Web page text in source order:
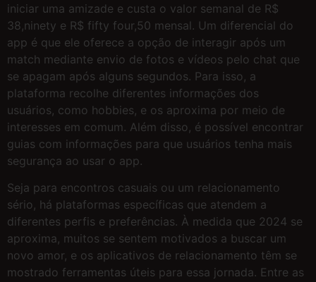
iniciar uma amizade e custa o valor semanal de R$
38,ninety e R$ fifty four,50 mensal. Um diferencial do
app é que ele oferece a opção de interagir após um
match mediante envio de fotos e vídeos pelo chat que
se apagam após alguns segundos. Para isso, a
plataforma recolhe diferentes informações dos
usuários, como hobbies, e os aproxima por meio de
interesses em comum. Além disso, é possível encontrar
guias com informações para que usuários tenha mais
segurança ao usar o app.
Seja para encontros casuais ou um relacionamento
sério, há plataformas específicas que atendem a
diferentes perfis e preferências. À medida que 2024 se
aproxima, muitos se sentem motivados a buscar um
novo amor, e os aplicativos de relacionamento têm se
mostrado ferramentas úteis para essa jornada. Entre as